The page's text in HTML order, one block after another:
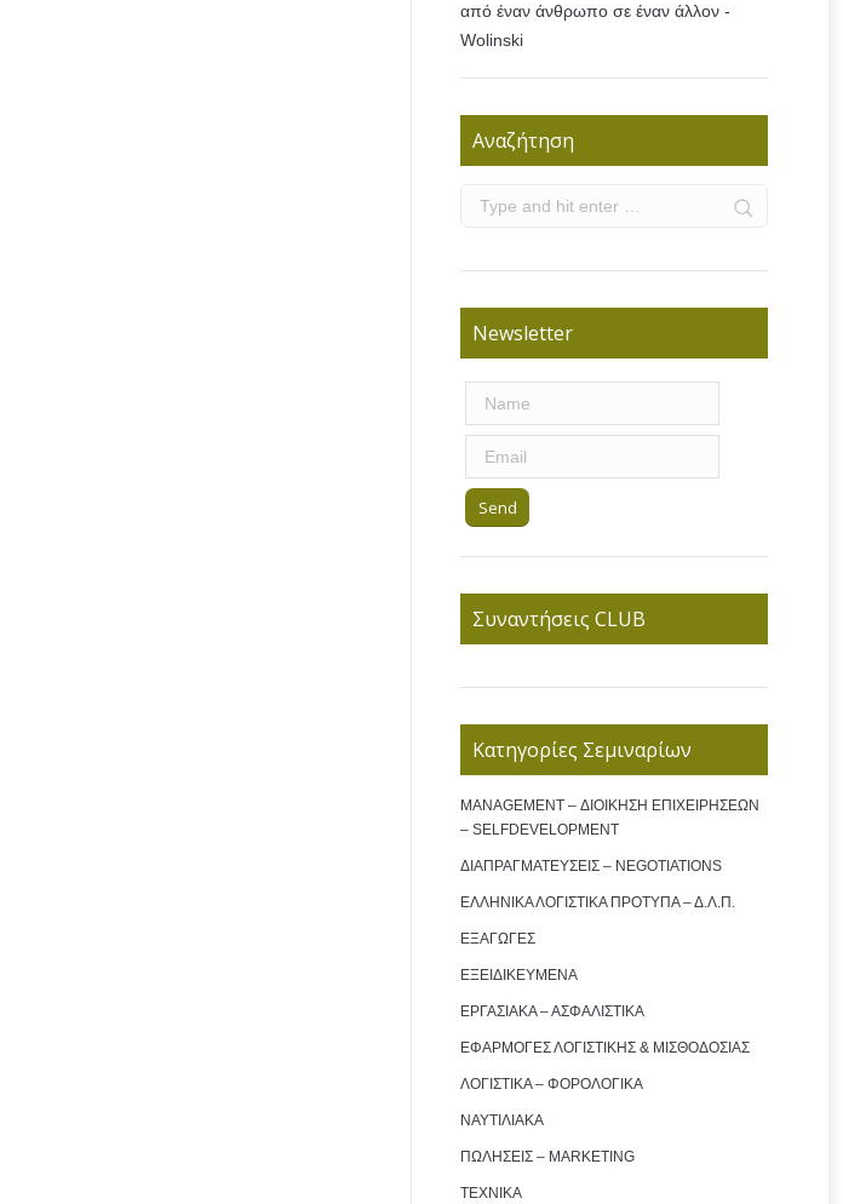
από έναν άνθρωπο σε έναν άλλον -
Wolinski
Αναζήτηση
Newsletter
Συναντήσεις CLUB
Κατηγορίες Σεμιναρίων
MANAGEMENT – ΔΙΟΙΚΗΣΗ ΕΠΙΧΕΙΡΗΣΕΩΝ
– SELFDEVELOPMENT
ΔΙΑΠΡΑΓΜΑΤΕΥΣΕΙΣ – NEGOTIATIONS
ΕΛΛΗΝΙΚΑ ΛΟΓΙΣΤΙΚΑ ΠΡΟΤΥΠΑ – Δ.Λ.Π.
ΕΞΑΓΩΓΕΣ
ΕΞΕΙΔΙΚΕΥΜΕΝΑ
ΕΡΓΑΣΙΑΚΑ – ΑΣΦΑΛΙΣΤΙΚΑ
ΕΦΑΡΜΟΓΕΣ ΛΟΓΙΣΤΙΚΗΣ & ΜΙΣΘΟΔΟΣΙΑΣ
ΛΟΓΙΣΤΙΚΑ – ΦΟΡΟΛΟΓΙΚΑ
ΝΑΥΤΙΛΙΑΚΑ
ΠΩΛΗΣΕΙΣ – MARKETING
ΤΕΧΝΙΚΑ